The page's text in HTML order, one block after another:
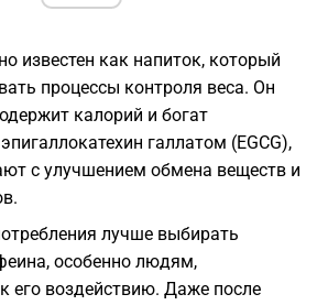
известен как напиток, который
процессы контроля веса. Он
калорий и богат
галлатом (EGCG),
с улучшением обмена веществ и
лучше выбирать
особенно людям,
его воздействию. Даже после